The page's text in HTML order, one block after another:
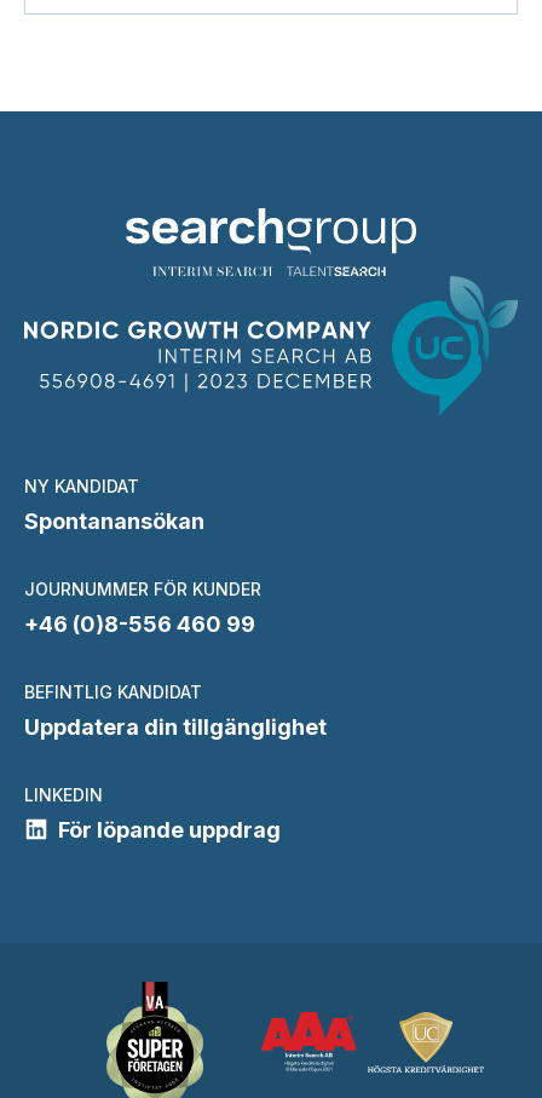
NY KANDIDAT
Spontanansökan
JOURNUMMER FÖR KUNDER
+46 (0)8-556 460 99
BEFINTLIG KANDIDAT
Uppdatera din tillgänglighet
LINKEDIN
För löpande uppdrag